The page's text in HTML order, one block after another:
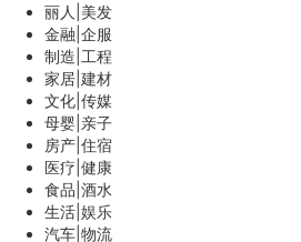
丽人|美发
金融|企服
制造|工程
家居|建材
文化|传媒
母婴|亲子
房产|住宿
医疗|健康
食品|酒水
生活|娱乐
汽车|物流